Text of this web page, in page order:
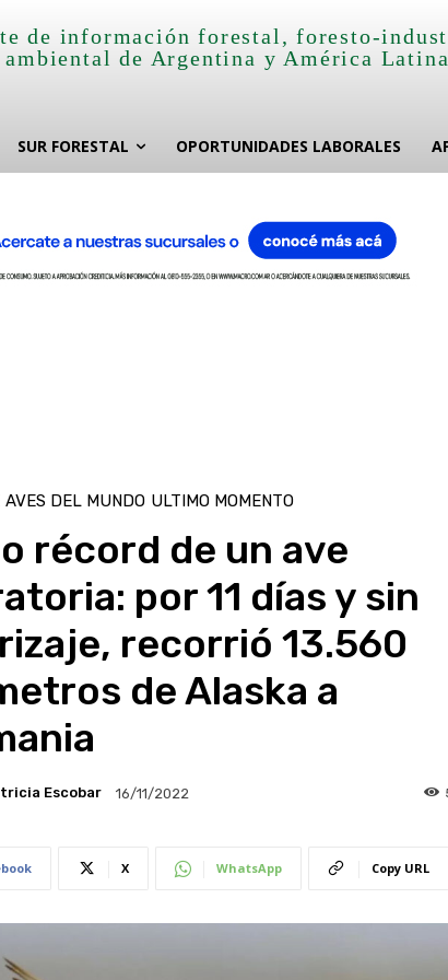
de información forestal, foresto-
ambiental de Argentina y América
SUR FORESTAL OPORTUNIDADES LABORALES
AVES DEL MUNDO ULTIMO MOMENTO
récord de un ave
por 11 días y sin
recorrió 13.560
de Alaska a
Escobar 16/11/2022
X WhatsApp Copy URL